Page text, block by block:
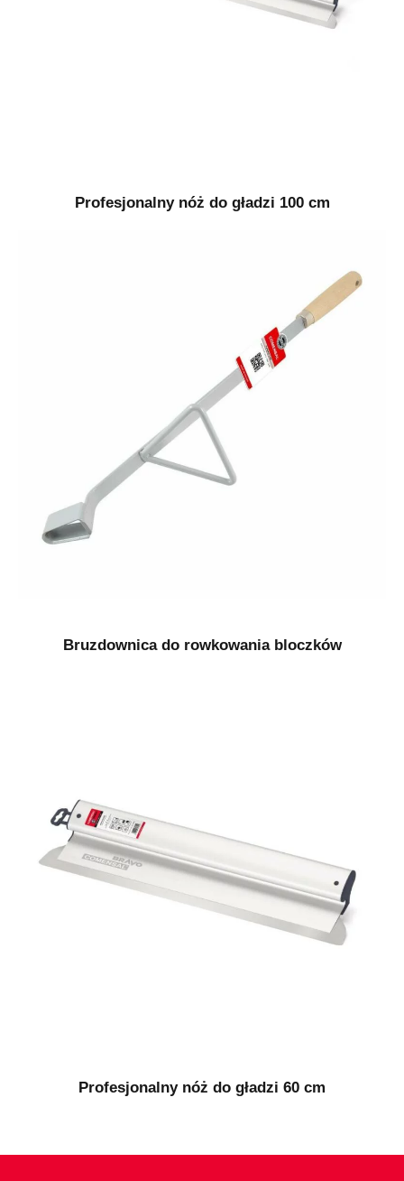
Profesjonalny nóż do gładzi 100 cm
Bruzdownica do rowkowania bloczków
Profesjonalny nóż do gładzi 60 cm